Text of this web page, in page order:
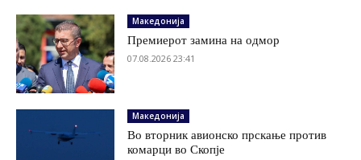
Македонија
Премиерот замина на одмор
07.08.2026 23:41
Македонија
Во вторник авионско прскање против
комарци во Скопје